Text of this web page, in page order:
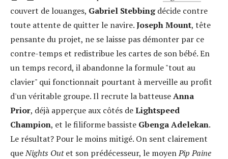
couvert de louanges, Gabriel Stebbingdécide contre
toute attente de quitter le navire.Joseph Mount, tête
pensante du projet, ne se laisse pas démonter par ce
contre-temps et redistribue les cartes de son bébé. En
un temps record, il abandonne la formule "tout au
clavier" qui fonctionnait pourtant à merveille au profit
d'un véritable groupe. Il recrute la batteuseAnna
Prior, déjà apperçue aux côtés deLightspeed
Champion, et le filiforme bassiste Gbenga Adelekan.
Le résultat? Pour le moins mitigé. On sent clairement
queNights Outet son prédécesseur, le moyenPip Paine